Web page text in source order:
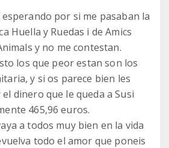
por si me pasaban la
Huella y Ruedas i de Amics
y no me contestan.
los que peor estan son los
y si os parece bien les
dinero que le queda a Susi
465,96 euros.
a todos muy bien en la vida
todo el amor que poneis